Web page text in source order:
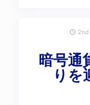
2nd
暗号通
りを